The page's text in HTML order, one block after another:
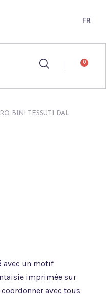
FR
0
BINI TESSUTI DAL
avec un motif
imprimée sur
avec tous